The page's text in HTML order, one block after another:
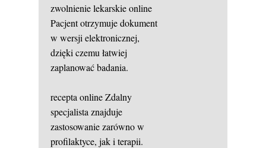
zwolnienie lekarskie online
Pacjent otrzymuje dokument
w wersji elektronicznej,
dzięki czemu łatwiej
zaplanować badania.
recepta onlineZdalny
specjalista znajduje
zastosowanie zarówno w
profilaktyce, jak i terapii.